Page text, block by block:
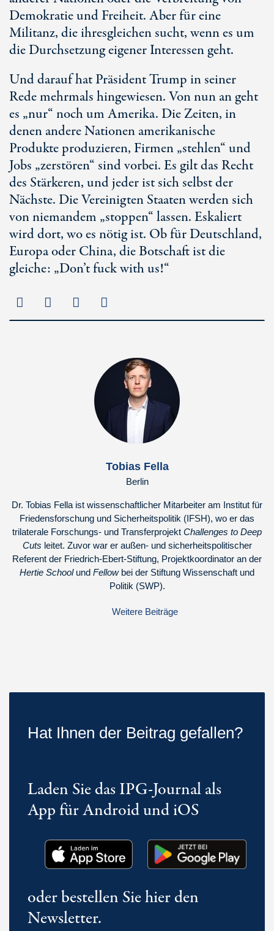
Demokratie und Freiheit. Aber für eine
Militanz, die ihresgleichen sucht, wenn es um
die Durchsetzung eigener Interessen geht.
Und darauf hat Präsident Trump in seiner
Rede mehrmals hingewiesen. Von nun an geht
es „nur“ noch um Amerika. Die Zeiten, in
denen andere Nationen amerikanische
Produkte produzieren, Firmen „stehlen“ und
Jobs „zerstören“ sind vorbei. Es gilt das Recht
des Stärkeren, und jeder ist sich selbst der
Nächste. Die Vereinigten Staaten werden sich
von niemandem „stoppen“ lassen. Eskaliert
wird dort, wo es nötig ist. Ob für Deutschland,
Europa oder China, die Botschaft ist die
gleiche: „Don’t fuck with us!“
Tobias Fella
Berlin
Dr. Tobias Fella ist wissenschaftlicher Mitarbeiter am Institut für
Friedensforschung und Sicherheitspolitik (IFSH), wo er das
trilaterale Forschungs- und Transferprojekt Challenges to Deep
Cuts leitet. Zuvor war er außen- und sicherheitspolitischer
Referent der Friedrich-Ebert-Stiftung, Projektkoordinator an der
Hertie Schoolund Fellowbei der Stiftung Wissenschaft und
Politik (SWP).
Weitere Beiträge
Hat Ihnen der Beitrag gefallen?
Laden Sie das IPG-Journal als
App für Android und iOS
oder bestellen Sie hier den
Newsletter.